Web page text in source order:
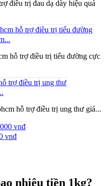
điều trị đau dạ dày hiệu quả
hỗ trợ điều trị tiểu đường cực
hỗ trợ điều trị ung thư giá...
vnđ
nhiêu tiền 1kg?